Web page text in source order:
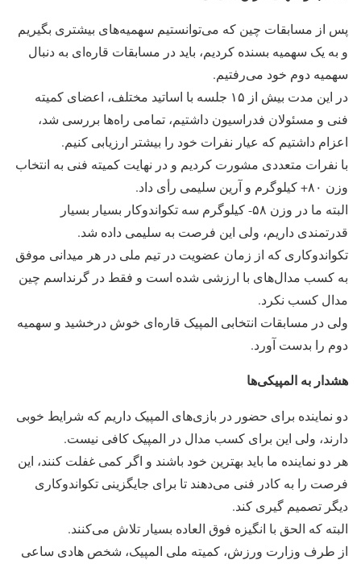
پس از مسابقات چین که می‌توانستیم سهمیه‌های بیشتری بگیریم
و به یک سهمیه بسنده کردیم، باید در مسابقات قاره‌ای به دنبال
سهمیه دوم خود می‌رفتیم.
در این مدت بیش از ۱۵ جلسه با اساتید مختلف، اعضای کمیته
فنی و مسئولان فدراسیون داشتیم، تمامی راه‌ها بررسی شد،
اعزام داشتیم که عیار نفرات خود را بیشتر ارزیابی کنیم.
با نفرات متعددی مشورت کردیم و در نهایت کمیته فنی به انتخاب
وزن ۸۰+ کیلوگرم و آرین سلیمی رأی داد.
البته ما در وزن ۵۸- کیلوگرم سه تکواندوکار بسیار بسیار
قدرتمندی داریم، ولی این فرصت به سلیمی داده شد.
تکواندوکاری که از زمان عضویت در تیم ملی در هر میدانی موفق
به کسب مدال‌های با ارزشی شده است و فقط در گرنداسم چین
مدال کسب نکرد.
ولی در مسابقات انتخابی المپیک قاره‌ای خوش درخشید و سهمیه
دوم را بدست آورد.
هشدار به المپیکی‌ها
دو نماینده برای حضور در بازی‌های المپیک داریم که شرایط خوبی
دارند، ولی این برای کسب مدال در المپیک کافی نیست.
هر دو نماینده ما باید بهترین خود باشند و اگر کمی غفلت کنند، این
فرصت را به کادر فنی می‌دهند تا برای جایگزینی تکواندوکاری
دیگر تصمیم گیری کند.
البته که الحق با انگیزه فوق العاده بسیار تلاش می‌کنند.
از طرف وزارت ورزش، کمیته ملی المپیک، شخص هادی ساعی